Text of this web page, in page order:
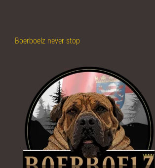
Boerboelz never stop